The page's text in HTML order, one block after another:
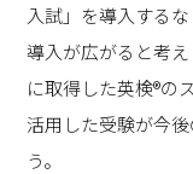
入試」を導入する
導入が広がると考
に取得した英検®の
活用した受験が今
う。